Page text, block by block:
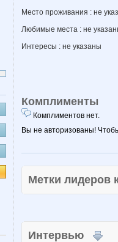
Место проживания : не
Любимые места : не
Интересы : не указаны
Комплименты
Комплиментов нет.
Вы не авторизованы!
Метки
Интервью